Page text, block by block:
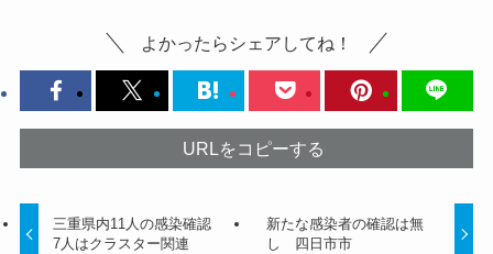
よかったらシェアしてね！
URLをコピーする
三重県内11人の感染確認
7人はクラスター関連
新たな感染者の確認は無
し 四日市市